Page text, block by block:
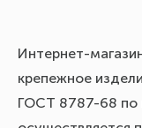
Интернет-
крепежное
ГОСТ 8787-68 по